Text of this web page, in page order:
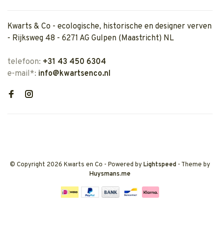
Kwarts & Co - ecologische, historische en designer verven
- Rijksweg 48 - 6271 AG Gulpen (Maastricht) NL
telefoon: +31 43 450 6304
e-mail*: info@kwartsenco.nl
© Copyright 2026 Kwarts en Co - Powered byLightspeed - Theme by
Huysmans.me